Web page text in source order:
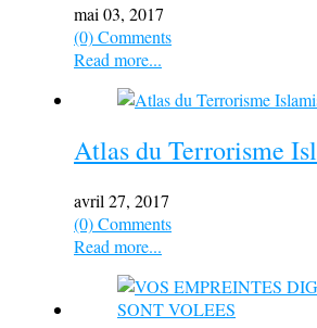
mai 03, 2017
(0) Comments
Read more...
Atlas du Terrorisme
avril 27, 2017
(0) Comments
Read more...